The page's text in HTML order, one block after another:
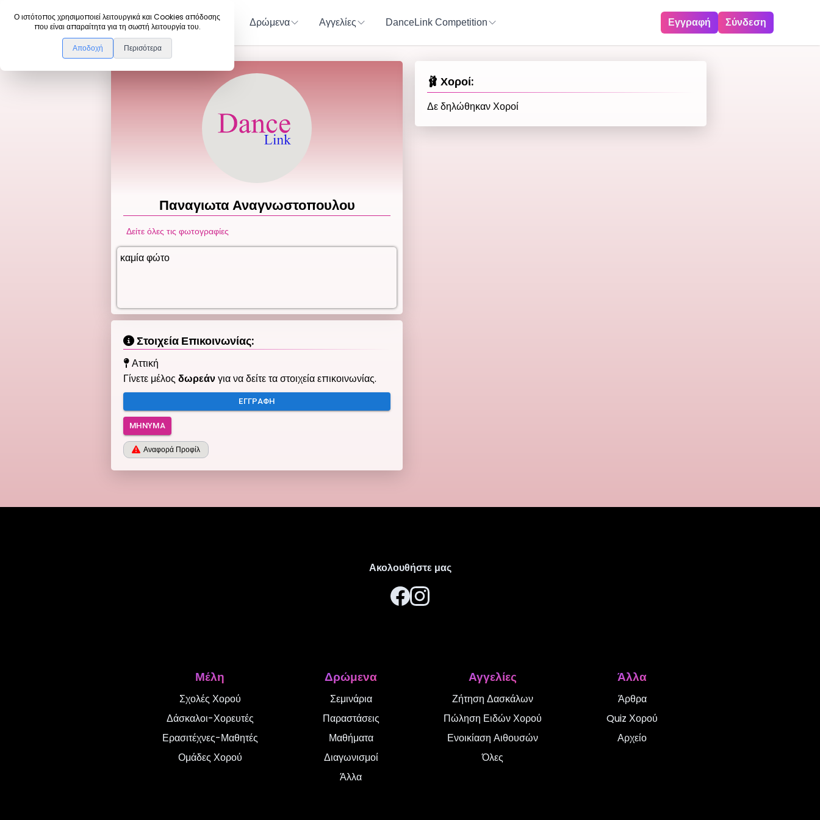
Ο ιστότοπος χρησιμοποιεί λειτουργικά και Cookies απόδοσης
που είναι απαραίτητα για τη σωστή λειτουργία του.
Αποδοχή Περισότερα
DanceLink Μέλη Δρώμενα Αγγελίες DanceLink Competition Εγγραφή Σύνδεση
ΠαναγιωταΑναγνωστοπουλου
Δείτε όλες τις φωτογραφίες
καμία φώτο
Στοιχεία Επικοινωνίας:
Αττική
Γίνετε μέλος δωρεάνγια να δείτε τα στοιχεία επικοινωνίας.
ΕΓΓΡΑΦΉ
ΜΉΝΥΜΑ
Αναφορά Προφίλ
🩰 Χοροί:
Δε δηλώθηκαν Χοροί
Ακολουθήστε μας
Μέλη
Σχολές Χορού
Δάσκαλοι-Χορευτές
Ερασιτέχνες-Μαθητές
Ομάδες Χορού
Δρώμενα
Σεμινάρια
Παραστάσεις
Μαθήματα
Διαγωνισμοί
Άλλα
Αγγελίες
Ζήτηση Δασκάλων
Πώληση Ειδών Χορού
Ενοικίαση Αιθουσών
Όλες
Άλλα
Άρθρα
Quiz Χορού
Αρχείο